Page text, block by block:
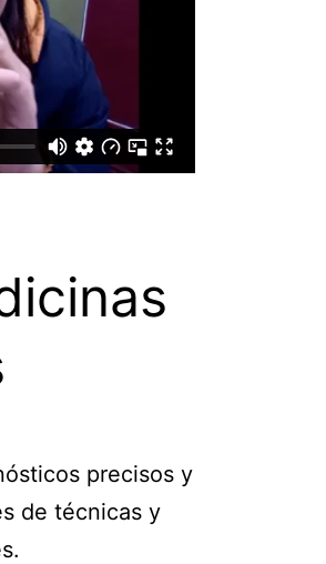
precisos y
de técnicas y